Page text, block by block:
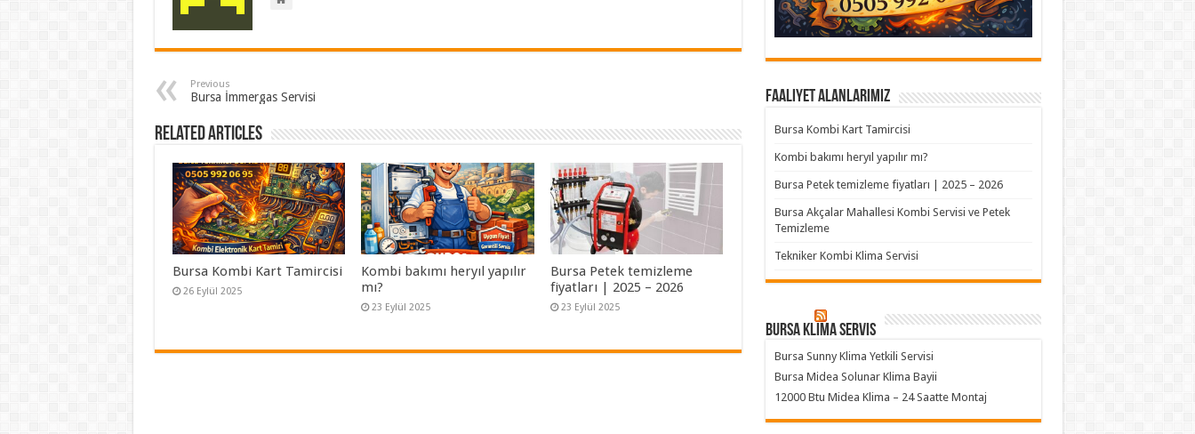
Previous
Bursa İmmergas Servisi
Related Articles
Bursa Kombi Kart Tamircisi
26 Eylül 2025
Kombi bakımı heryıl yapılır
mı?
23 Eylül 2025
Bursa Petek temizleme
fiyatları | 2025 – 2026
23 Eylül 2025
Faaliyet Alanlarımız
Bursa Kombi Kart Tamircisi
Kombi bakımı heryıl yapılır mı?
Bursa Petek temizleme fiyatları | 2025 – 2026
Bursa Akçalar Mahallesi Kombi Servisi ve Petek
Temizleme
Tekniker Kombi Klima Servisi
Bursa klima servis
Bursa Sunny Klima Yetkili Servisi
Bursa Midea Solunar Klima Bayii
12000 Btu Midea Klima – 24 Saatte Montaj